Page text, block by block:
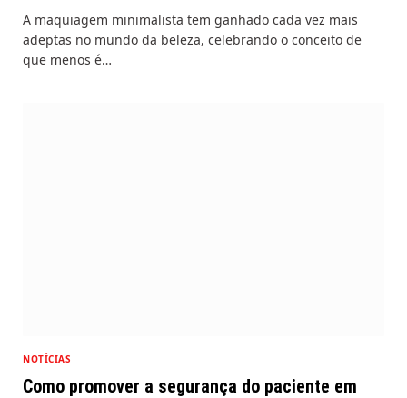
A maquiagem minimalista tem ganhado cada vez mais
adeptas no mundo da beleza, celebrando o conceito de
que menos é…
NOTÍCIAS
Como promover a segurança do paciente em